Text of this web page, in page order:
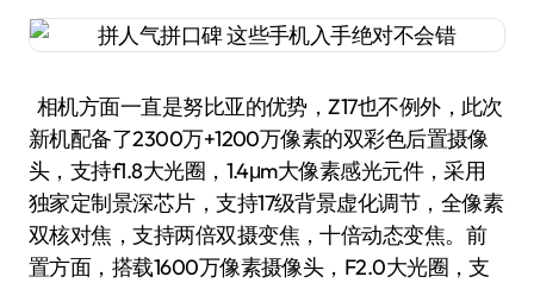
相机方面一直是努比亚的优势，Z17也不例外，此次
新机配备了2300万+1200万像素的双彩色后置摄像
头，支持f1.8大光圈，1.4μm大像素感光元件，采用
独家定制景深芯片，支持17级背景虚化调节，全像素
双核对焦，支持两倍双摄变焦，十倍动态变焦。前
置方面，搭载1600万像素摄像头，F2.0大光圈，支